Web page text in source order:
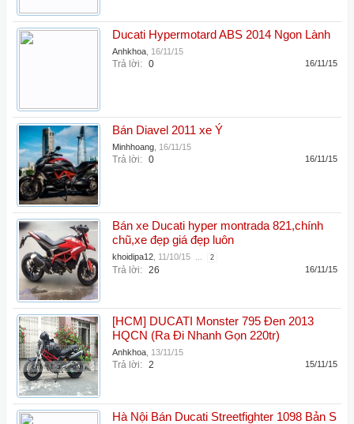
Ducati Hypermotard ABS 2014 Ngon Lành
Anhkhoa 16/11/15
Trả lời: 0 16/11/15
Bán Diavel 2011 xe Ý
Minhhoang 16/11/15
Trả lời: 0 16/11/15
Bán xe Ducati hyper montrada 821,chính
chũ,xe đẹp giá đẹp luôn
khoidipa12 11/10/15 ... 2
Trả lời: 26 16/11/15
[HCM] DUCATI Monster 795 Đen 2013
HQCN (Ra Đi Nhanh Gọn 220tr)
Anhkhoa 13/11/15
Trả lời: 2 15/11/15
Hà Nội Bán Ducati Streetfighter 1098 Bản S